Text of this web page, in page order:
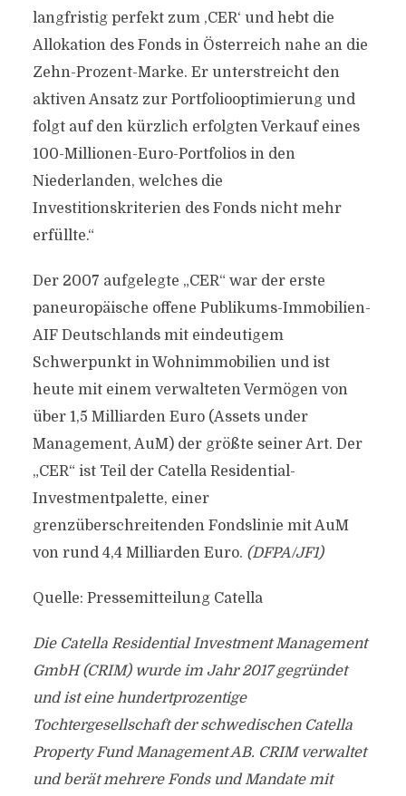
langfristig perfekt zum ,CER‘ und hebt die
Allokation des Fonds in Österreich nahe an die
Zehn-Prozent-Marke. Er unterstreicht den
aktiven Ansatz zur Portfoliooptimierung und
folgt auf den kürzlich erfolgten Verkauf eines
100-Millionen-Euro-Portfolios in den
Niederlanden, welches die
Investitionskriterien des Fonds nicht mehr
erfüllte.“
Der 2007 aufgelegte „CER“ war der erste
paneuropäische offene Publikums-Immobilien-
AIF Deutschlands mit eindeutigem
Schwerpunkt in Wohnimmobilien und ist
heute mit einem verwalteten Vermögen von
über 1,5 Milliarden Euro (Assets under
Management, AuM) der größte seiner Art. Der
„CER“ ist Teil der Catella Residential-
Investmentpalette, einer
grenzüberschreitenden Fondslinie mit AuM
von rund 4,4 Milliarden Euro. (DFPA/JF1)
Quelle: Pressemitteilung Catella
Die Catella Residential Investment Management
GmbH (CRIM) wurde im Jahr 2017 gegründet
und ist eine hundertprozentige
Tochtergesellschaft der schwedischen Catella
Property Fund Management AB. CRIM verwaltet
und berät mehrere Fonds und Mandate mit